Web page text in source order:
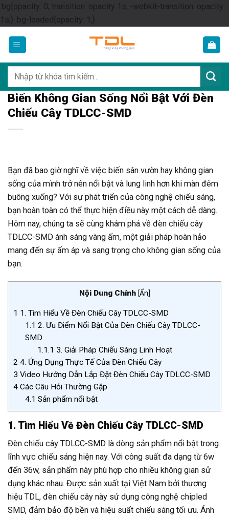
.bg{opacity: 0; transition: opacity 1s; -webkit-transition: opacity
1s;} .bg-loaded{opacity: 1;}Skip
content
kiếm:
Biến Không Gian Sống Nổi Bật Với Đèn
Chiếu Cây TDLCC-SMD
Bạn đã bao giờ nghĩ về việc biến sân vườn hay không gian
sống của mình trở nên nổi bật và lung linh hơn khi màn đêm
buông xuống? Với sự phát triển của công nghệ chiếu sáng,
bạn hoàn toàn có thể thực hiện điều này một cách dễ dàng.
Hôm nay, chúng ta sẽ cùng khám phá về đèn chiếu cây
TDLCC-SMD ánh sáng vàng ấm, một giải pháp hoàn hảo
mang đến sự ấm áp và sang trọng cho không gian sống của
bạn.
Nội Dung Chính [Ẩn]
1 1. Tìm Hiểu Về Đèn Chiếu Cây TDLCC-SMD
1.1 2. Ưu Điểm Nổi Bật Của Đèn Chiếu Cây TDLCC-
SMD
1.1.1 3. Giải Pháp Chiếu Sáng Linh Hoạt
2 4. Ứng Dụng Thực Tế Của Đèn Chiếu Cây
3 Video Hướng Dẫn Lắp Đặt Đèn Chiếu Cây TDLCC-SMD
4 Các Câu Hỏi Thường Gặp
4.1 Sản phẩm nổi bật
1. Tìm Hiểu Về Đèn Chiếu Cây TDLCC-SMD
Đèn chiếu cây TDLCC-SMD là dòng sản phẩm nổi bật trong
lĩnh vực chiếu sáng hiện nay. Với công suất đa dạng từ 6w
đến 36w, sản phẩm này phù hợp cho nhiều không gian sử
dụng khác nhau. Được sản xuất tại Việt Nam bởi thương
hiệu TDL, đèn chiếu cây này sử dụng công nghệ chipled
SMD, đảm bảo độ bền và hiệu suất chiếu sáng tối ưu. Ánh